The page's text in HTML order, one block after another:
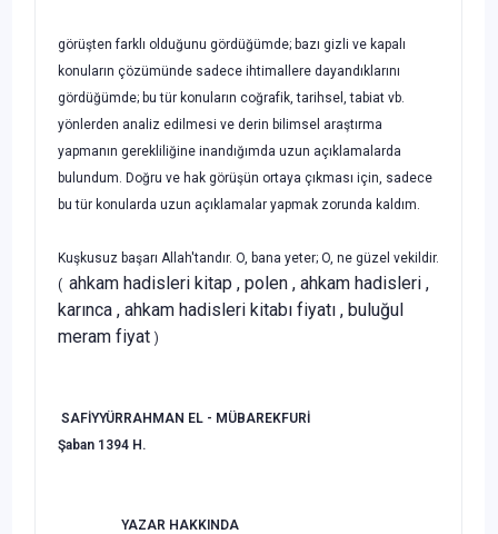
görüşten farklı olduğunu gördüğümde; bazı gizli ve kapalı
konuların çözümünde sadece ihtimallere dayandıklarını
gördüğümde; bu tür konuların coğrafik, tarihsel, tabiat vb.
yönlerden analiz edilmesi ve derin bilimsel araştırma
yapmanın gereklili­ğine inandığımda uzun açıklamalarda
bulundum. Doğru ve hak görüşün ortaya çıkması için, sadece
bu tür konularda uzun açıklamalar yapmak zorunda kaldım.
Kuşkusuz başarı Allah'tandır. O, bana yeter; O, ne güzel vekildir.
( ahkam hadisleri kitap , polen , ahkam hadisleri ,
karınca , ahkam hadisleri kitabı fiyatı , buluğul
meram fiyat )
SAFİYYÜRRAHMAN EL - MÜBAREKFURİ
Şaban 1394 H.
YAZAR HAKKINDA